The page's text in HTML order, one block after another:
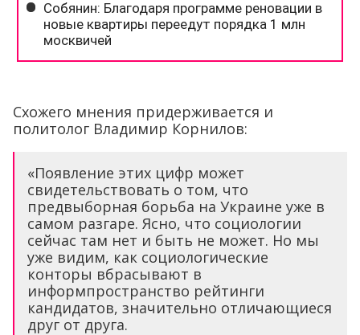
Схожего мнения придерживается и
политолог Владимир Корнилов:
«Появление этих цифр может
свидетельствовать о том, что
предвыборная борьба на Украине уже в
самом разгаре. Ясно, что социологии
сейчас там нет и быть не может. Но мы
уже видим, как социологические
конторы вбрасывают в
информпространство рейтинги
кандидатов, значительно отличающиеся
друг от друга.